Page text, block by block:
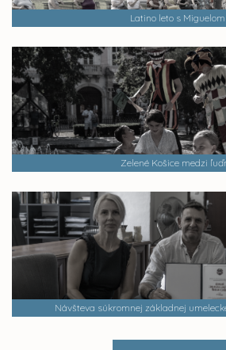
Latino leto s Miguelom
Zelené Košice medzi
Návšteva súkromnej základnej